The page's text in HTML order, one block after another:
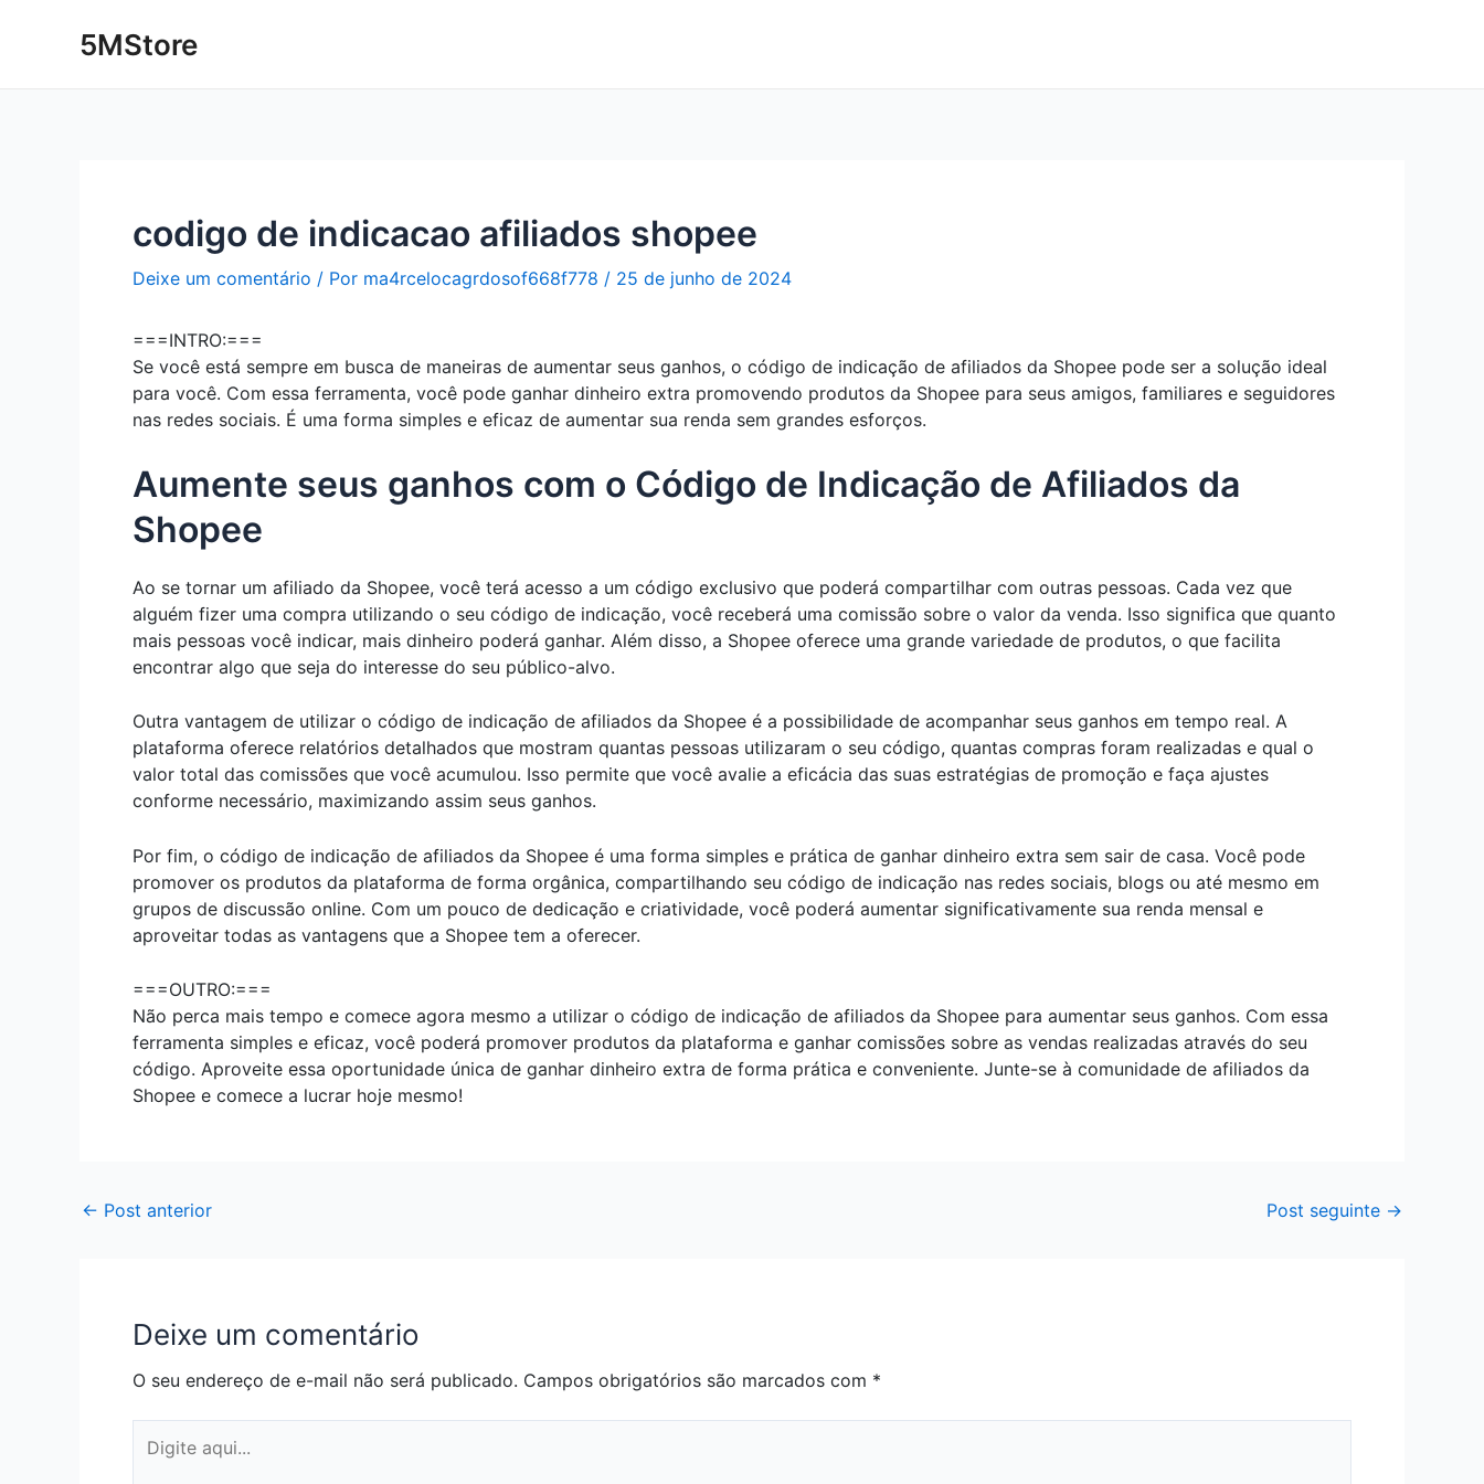
5MStore
codigo de indicacao afiliados shopee
Deixe um comentário / Por ma4rcelocagrdosof668f778 / 25 de junho de 2024
===INTRO:===
Se você está sempre em busca de maneiras de aumentar seus ganhos, o código de indicação de afiliados da Shopee pode ser a solução ideal
para você. Com essa ferramenta, você pode ganhar dinheiro extra promovendo produtos da Shopee para seus amigos, familiares e seguidores
nas redes sociais. É uma forma simples e eficaz de aumentar sua renda sem grandes esforços.
Aumente seus ganhos com o Código de Indicação de Afiliados da
Shopee
Ao se tornar um afiliado da Shopee, você terá acesso a um código exclusivo que poderá compartilhar com outras pessoas. Cada vez que
alguém fizer uma compra utilizando o seu código de indicação, você receberá uma comissão sobre o valor da venda. Isso significa que quanto
mais pessoas você indicar, mais dinheiro poderá ganhar. Além disso, a Shopee oferece uma grande variedade de produtos, o que facilita
encontrar algo que seja do interesse do seu público-alvo.
Outra vantagem de utilizar o código de indicação de afiliados da Shopee é a possibilidade de acompanhar seus ganhos em tempo real. A
plataforma oferece relatórios detalhados que mostram quantas pessoas utilizaram o seu código, quantas compras foram realizadas e qual o
valor total das comissões que você acumulou. Isso permite que você avalie a eficácia das suas estratégias de promoção e faça ajustes
conforme necessário, maximizando assim seus ganhos.
Por fim, o código de indicação de afiliados da Shopee é uma forma simples e prática de ganhar dinheiro extra sem sair de casa. Você pode
promover os produtos da plataforma de forma orgânica, compartilhando seu código de indicação nas redes sociais, blogs ou até mesmo em
grupos de discussão online. Com um pouco de dedicação e criatividade, você poderá aumentar significativamente sua renda mensal e
aproveitar todas as vantagens que a Shopee tem a oferecer.
===OUTRO:===
Não perca mais tempo e comece agora mesmo a utilizar o código de indicação de afiliados da Shopee para aumentar seus ganhos. Com essa
ferramenta simples e eficaz, você poderá promover produtos da plataforma e ganhar comissões sobre as vendas realizadas através do seu
código. Aproveite essa oportunidade única de ganhar dinheiro extra de forma prática e conveniente. Junte-se à comunidade de afiliados da
Shopee e comece a lucrar hoje mesmo!
navigation
← Post anterior Post seguinte →
Deixe um comentário
O seu endereço de e-mail não será publicado. Campos obrigatórios são marcados com *
aqui...